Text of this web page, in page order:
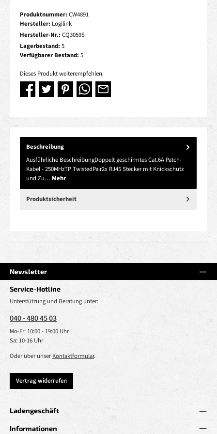
Produktnummer: CW4891
Hersteller: Logilink
Hersteller-Nr.: CQ3059S
Lagerbestand: 5
Verfügbarer Bestand: 5
Dieses Produkt weiterempfehlen:
Beschreibung
Ausführliche BeschreibungDoppelt geschirmtes Cat.6A Patch-
Kabel - 250MHzTP TwistedPair2x RJ45 Stecker mit Knickschutz
und Zu… Mehr
Produktsicherheit
Newsletter
Service-Hotline
Unterstützung und Beratung unter:
040 - 480 45 03
Mo-Fr: 10:00 - 19:00 Uhr
Sa: 10-16 Uhr
Oder über unserKontaktformular.
Vertrag widerrufen
Ladengeschäft
Informationen